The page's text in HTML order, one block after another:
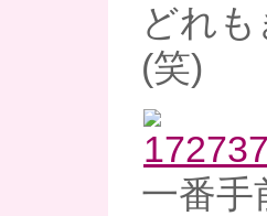
どれ
(笑)
一番手